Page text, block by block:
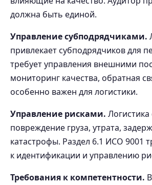
должна быть единой.
Управление субподрядчиками.
привлекает субподрядчиков для
требует управления внешними
мониторинг качества, обратная
особенно важен для логистики.
Управление рисками.
повреждение груза, утрата,
катастрофы. Раздел 6.1 ИСО 9001
к идентификации и управлению
Требования к компетентности.